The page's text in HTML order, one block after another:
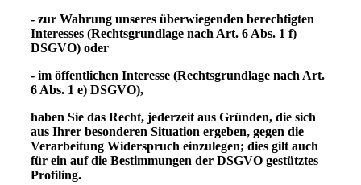
- zur Wahrung unseres überwiegenden berechtigten
Interesses (Rechtsgrundlage nach Art. 6 Abs. 1 f)
DSGVO) oder
- im öffentlichen Interesse (Rechtsgrundlage nach Art.
6 Abs. 1 e) DSGVO),
haben Sie das Recht, jederzeit aus Gründen, die sich
aus Ihrer besonderen Situation ergeben, gegen die
Verarbeitung Widerspruch einzulegen; dies gilt auch
für ein auf die Bestimmungen der DSGVO gestütztes
Profiling.